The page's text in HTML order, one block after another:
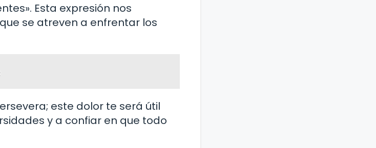
Esta expresión nos
se atreven a enfrentar los
este dolor te será útil
y a confiar en que todo